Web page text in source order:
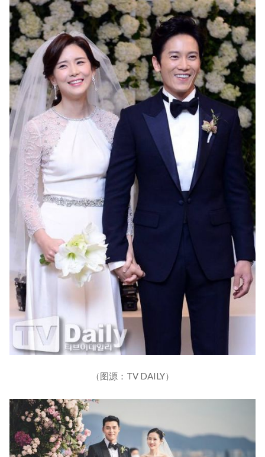
（图源：TV DAILY）